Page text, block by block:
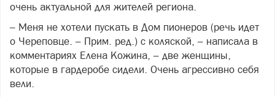
очень актуальной для жителей региона.
– Меня не хотели пускать в Дом пионеров (речь идет
о Череповце. – Прим. ред.) с коляской, – написала в
комментариях Елена Кожина, – две женщины,
которые в гардеробе сидели. Очень агрессивно себя
вели.